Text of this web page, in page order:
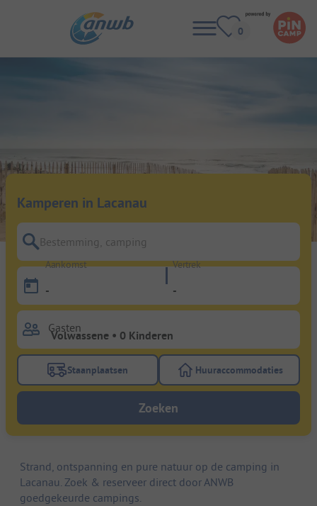
Kamperen in Lacanau
Bestemming, camping
Aankomst
-
Vertrek
-
Gasten
Gebruik de filterknop staanplaatsen om te zoeken
Staanplaatsen Gebruik de
Huuraccommodaties
Zoeken
Strand, ontspanning en pure natuur op de camping in
Lacanau. Zoek & reserveer direct door ANWB
goedgekeurde campings.